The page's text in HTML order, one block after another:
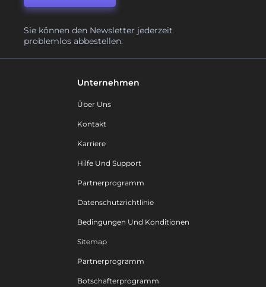
Sie können den Newsletter jederzeit
problemlos abbestellen.
Unternehmen
Über Uns
Kontakt
Karriere
Hilfe Und Support
Partnerprogramm
Datenschutzrichtlinie
Bedingungen Und Konditionen
Sitemap
Partnerprogramm
Botschafterprogramm